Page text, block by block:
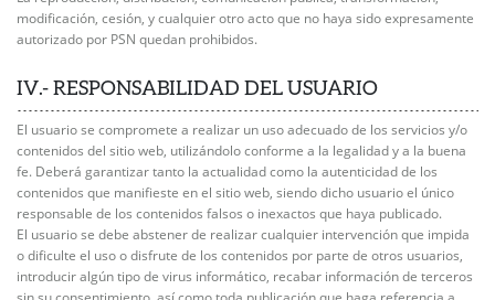
modificación, cesión, y cualquier otro acto que no haya sido expresamente
autorizado por PSN quedan prohibidos.
IV.- RESPONSABILIDAD DEL USUARIO
El usuario se compromete a realizar un uso adecuado de los servicios y/o
contenidos del sitio web, utilizándolo conforme a la legalidad y a la buena
fe. Deberá garantizar tanto la actualidad como la autenticidad de los
contenidos que manifieste en el sitio web, siendo dicho usuario el único
responsable de los contenidos falsos o inexactos que haya publicado.
El usuario se debe abstener de realizar cualquier intervención que impida
o dificulte el uso o disfrute de los contenidos por parte de otros usuarios,
introducir algún tipo de virus informático, recabar información de terceros